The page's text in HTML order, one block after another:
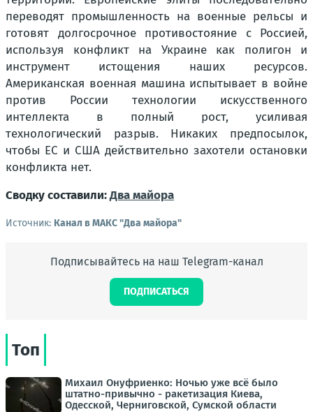
переводят промышленность на военные рельсы и
готовят долгосрочное противостояние с Россией,
используя конфликт на Украине как полигон и
инструмент истощения наших ресурсов.
Американская военная машина испытывает в войне
против России технологии искусственного
интеллекта в полный рост, усиливая
технологический разрыв. Никаких предпосылок,
чтобы ЕС и США действительно захотели остановки
конфликта нет.
Сводку составили:Два майора
Источник: Канал в МАКС "Два майора"
Подписывайтесь на наш Telegram-канал
ПОДПИСАТЬСЯ
Топ
Михаил Онуфриенко: Ночью уже всё было
штатно-привычно - ракетизация Киева,
Одесской, Черниговской, Сумской области